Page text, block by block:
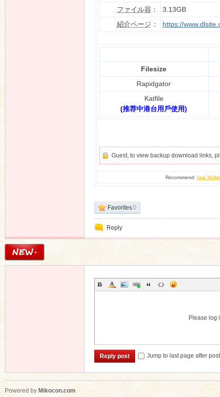
ファイル容 ：
3.13GB
紹介ページ ： https://
Filesize
Rapidgator
Katfile
(推荐中港台用戶使用)
Guest, to view backup download links,
Recommend:Use
Favorites0
Reply
Please log
Reply post Jump to last page after
Powered by Mikocon.com